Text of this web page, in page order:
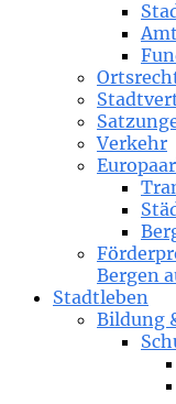
Verkehr
Bergen
Stadtleben
Bildung